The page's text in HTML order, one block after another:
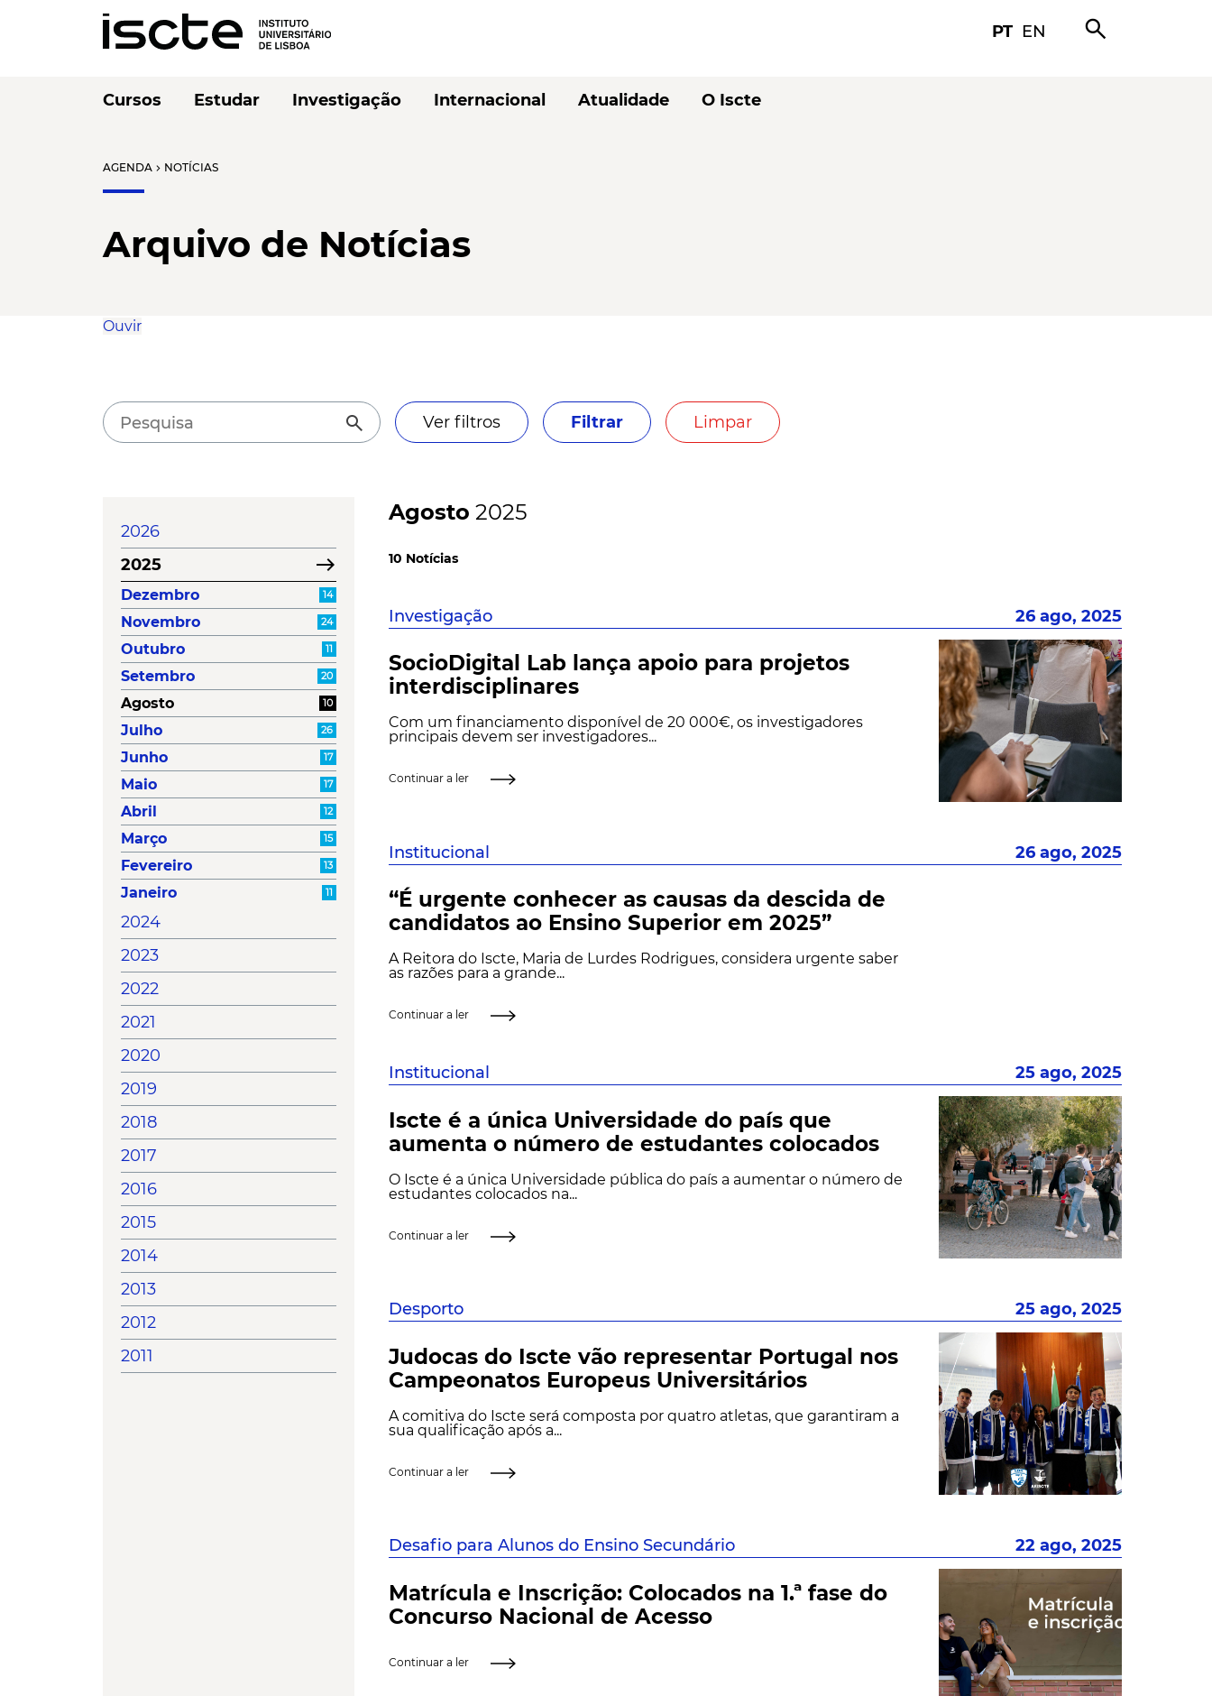
PT EN search
Cursos Estudar Investigação Internacional Atualidade O Iscte
AGENDA chevron_right NOTÍCIAS
Arquivo de Notícias
Ouvir
search Ver filtros Filtrar Limpar
2026
2025
east
Dezembro 14
Novembro 24
Outubro 11
Setembro 20
Agosto 10
Julho 26
Junho 17
Maio 17
Abril 12
Março 15
Fevereiro 13
Janeiro 11
2024
2023
2022
2021
2020
2019
2018
2017
2016
2015
2014
2013
2012
2011
Agosto 2025
10 Notícias
Investigação 26 ago, 2025
SocioDigital Lab lança apoio para projetos
interdisciplinares
Com um financiamento disponível de 20 000€, os investigadores
principais devem ser investigadores...
Continuar a ler
Institucional 26 ago, 2025
“É urgente conhecer as causas da descida de
candidatos ao Ensino Superior em 2025”
A Reitora do Iscte, Maria de Lurdes Rodrigues, considera urgente saber
as razões para a grande...
Continuar a ler
Institucional 25 ago, 2025
Iscte é a única Universidade do país que
aumenta o número de estudantes colocados
O Iscte é a única Universidade pública do país a aumentar o número de
estudantes colocados na...
Continuar a ler
Desporto 25 ago, 2025
Judocas do Iscte vão representar Portugal nos
Campeonatos Europeus Universitários
A comitiva do Iscte será composta por quatro atletas, que garantiram a
sua qualificação após a...
Continuar a ler
Desafio para Alunos do Ensino Secundário 22 ago, 2025
Matrícula e Inscrição: Colocados na 1.ª fase do
Concurso Nacional de Acesso
Continuar a ler